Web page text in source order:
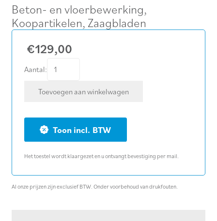
Beton- en vloerbewerking,
Koopartikelen, Zaagbladen
€129,00
Aantal:
droog
CDTB
premium
230
aantal
Toevoegen aan winkelwagen
BTW
Het toestel wordt klaargezet en u ontvangt bevestiging per mail.
Al onze prijzen zijn exclusief BTW. Onder voorbehoud van drukfouten.